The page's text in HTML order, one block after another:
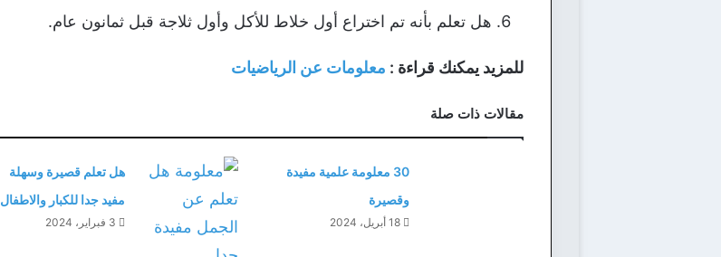
هل تعلم بأنه تم اختراع أول خلاط للأكل وأول ثلاجة قبل ثمانون عام.
للمزيد يمكنك قراءة : معلومات عن الرياضيات
مقالات ذات صلة
30 معلومة علمية مفيدة
وقصيرة
18 أبريل، 2024
هل تعلم قصيرة وسهلة
مفيد جدا للكبار والاطفال
3 فبراير، 2024